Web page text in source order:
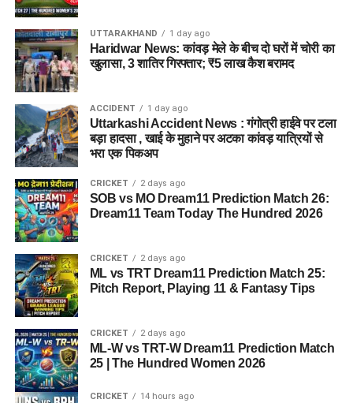
महिलाओं और बच्चों को मिलेगा नया जीवन
आलंबन गांव की यह योजना सिर्फ एक नया भवन या परिसर तैयार करने की
कवायद नहीं है, बल्कि नारी निकेतन में रहने वाली महिलाओं और बच्चों के
प्रति सोच में बदलाव की कोशिश भी है।
अगर यह योजना धरातल पर उतरती है तो संस्थागत जीवन की जगह उन्हें
परिवार जैसा माहौल, बेहतर स्वतंत्रता और सामाजिक वातावरण मिल
सकेगा। इससे बच्चों और महिलाओं के मानसिक और सामाजिक विकास में
UTTARAKHAND 1 day ago
Haridwar News: कांवड़ मेले के बीच दो घरों में चोरी का
खुलासा, 3 शातिर गिरफ्तार; ₹5 लाख कैश बरामद
ACCIDENT 1 day ago
Uttarkashi Accident News : गंगोत्री हाईवे पर टला
बड़ा हादसा , खाई के मुहाने पर अटका कांवड़ यात्रियों से
भरा एक पिकअप
CRICKET 2 days ago
SOB vs MO Dream11 Prediction Match 26:
Dream11 Team Today The Hundred 2026
CRICKET 2 days ago
ML vs TRT Dream11 Prediction Match 25:
Pitch Report, Playing 11 & Fantasy Tips
CRICKET 2 days ago
ML-W vs TRT-W Dream11 Prediction Match
25 | The Hundred Women 2026
CRICKET 14 hours ago